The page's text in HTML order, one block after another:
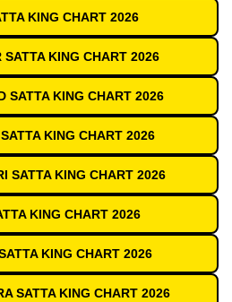
KING CHART 2026
SATTA KING CHART 2026
SATTA KING CHART 2026
KING CHART 2026
SATTA KING CHART 2026
KING CHART 2026
KING CHART 2026
SATTA KING CHART 2026